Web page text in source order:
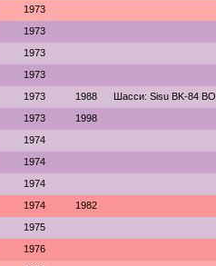
1973
1973
1973
1973
1973 1988 Шасси: Sisu BK-84 BO.
1973 1998
1974
1974
1974
1974 1982
1975
1976